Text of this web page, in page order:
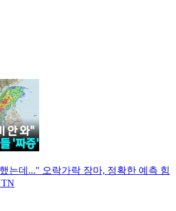
는데..." 오락가락 장마, 정확한 예측 힘